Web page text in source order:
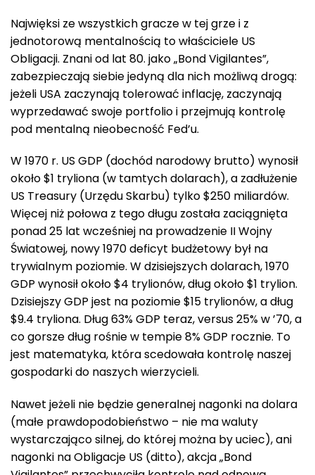
Najwięksi ze wszystkich gracze w tej grze i z
jednotorową mentalnością to właściciele US
Obligacji. Znani od lat 80. jako „Bond Vigilantes”,
zabezpieczają siebie jedyną dla nich możliwą drogą:
jeżeli USA zaczynają tolerować inflację, zaczynają
wyprzedawać swoje portfolio i przejmują kontrolę
pod mentalną nieobecność Fed’u.
W 1970 r. US GDP (dochód narodowy brutto) wynosił
około $1 tryliona (w tamtych dolarach), a zadłużenie
US Treasury (Urzędu Skarbu) tylko $250 miliardów.
Więcej niż połowa z tego długu została zaciągnięta
ponad 25 lat wcześniej na prowadzenie II Wojny
Światowej, nowy 1970 deficyt budżetowy był na
trywialnym poziomie. W dzisiejszych dolarach, 1970
GDP wynosił około $4 trylionów, dług około $1 trylion.
Dzisiejszy GDP jest na poziomie $15 trylionów, a dług
$9.4 tryliona. Dług 63% GDP teraz, versus 25% w ’70, a
co gorsze dług rośnie w tempie 8% GDP rocznie. To
jest matematyka, która scedowała kontrolę naszej
gospodarki do naszych wierzycieli.
Nawet jeżeli nie będzie generalnej nagonki na dolara
(małe prawdopodobieństwo – nie ma waluty
wystarczająco silnej, do której można by uciec), ani
nagonki na Obligacje US (ditto), akcja „Bond